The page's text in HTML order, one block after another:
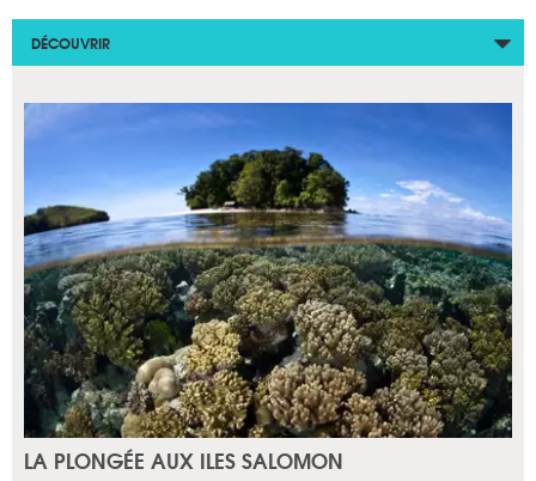
DÉCOUVRIR
LA PLONGÉE AUX ILES SALOMON